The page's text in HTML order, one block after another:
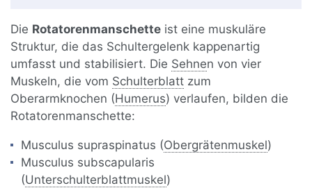
Die Rotatorenmanschette ist eine muskuläre
Struktur, die das Schultergelenk kappenartig
umfasst und stabilisiert. Die Sehnen von vier
Muskeln, die vom Schulterblatt zum
Oberarmknochen (Humerus) verlaufen, bilden die
Rotatorenmanschette:
Musculus supraspinatus (Obergrätenmuskel)
Musculus subscapularis
(Unterschulterblattmuskel)